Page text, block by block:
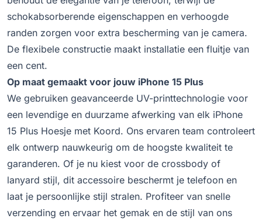
schokabsorberende eigenschappen en verhoogde
randen zorgen voor extra bescherming van je camera.
De flexibele constructie maakt installatie een fluitje van
een cent.
Op maat gemaakt voor jouw iPhone 15 Plus
We gebruiken geavanceerde UV-printtechnologie voor
een levendige en duurzame afwerking van elk iPhone
15 Plus Hoesje met Koord. Ons ervaren team controleert
elk ontwerp nauwkeurig om de hoogste kwaliteit te
garanderen. Of je nu kiest voor de crossbody of
lanyard stijl, dit accessoire beschermt je telefoon en
laat je persoonlijke stijl stralen. Profiteer van snelle
verzending en ervaar het gemak en de stijl van ons